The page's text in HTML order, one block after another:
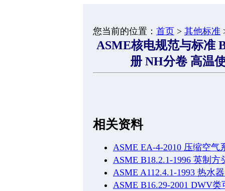
您当前的位置： 首页 > 其他标准
ASME核电规范与标准
册 NH分卷 高温
相关资料
ASME EA-4-2010 压缩空气
ASME B18.2.1-1996 英制
ASME A112.4.1-1993 热水
ASME B16.29-2001 DWV